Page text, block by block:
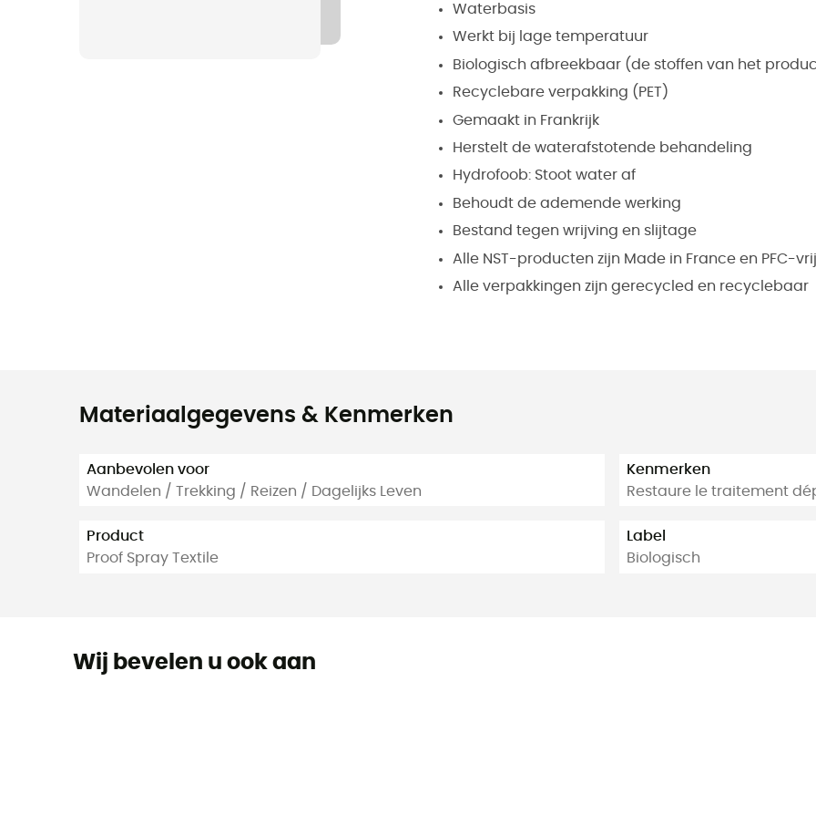
Waterbasis
Werkt bij lage temperatuur
Biologisch afbreekbaar (de stoffen van het
Recyclebare verpakking (PET)
Gemaakt in Frankrijk
Herstelt de waterafstotende behandeling
Hydrofoob: Stoot water af
Behoudt de ademende werking
Bestand tegen wrijving en slijtage
Alle NST-producten zijn Made in France en PFC-vrij
Alle verpakkingen zijn gerecycled en recyclebaar
Materiaalgegevens & Kenmerken
Aanbevolen voor
Wandelen / Trekking / Reizen / Dagelijks Leven
Product
Proof Spray Textile
Kenmerken
Restaure le traitement
Label
Biologisch
Wij bevelen u ook aan